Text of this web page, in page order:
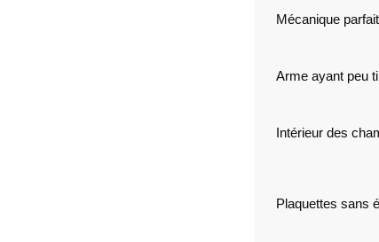
Mécanique
Arme ayant peu
Intérieur des
Plaquettes sans